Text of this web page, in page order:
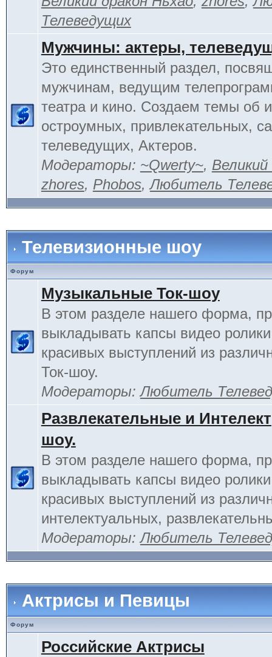
Телеведущих
Мужчины: актеры,
Это единственный раздел,
мужчинам, ведущим
театра и кино. Создаем темы об
остроумных, привлекательных,
телеведущих, Актеров.
Модераторы: ~Qwerty~, Великий
zhores, Phobos,Любитель
Телевизионные шоу
Форум
Музыкальные Ток-шоу
В этом разделе нашего форма,
выкладывать капсы видео
красивых выступлений из
Ток-шоу.
Модераторы:Любитель
Развлекательные и
шоу.
В этом разделе нашего форма,
выкладывать капсы видео
красивых выступлений из
интелектуальных,
Модераторы:Любитель
Актрисы и Певицы
Форум
Российские Актрисы